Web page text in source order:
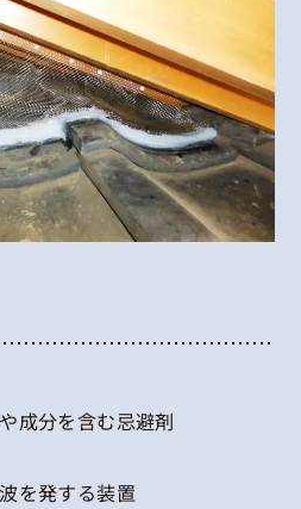
成分を含む忌避剤
を発する装置